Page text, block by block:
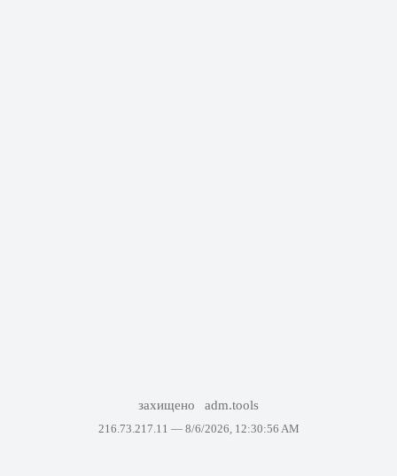
захищено adm.tools
216.73.217.11 — 8/6/2026, 12:30:56 AM